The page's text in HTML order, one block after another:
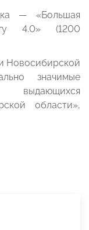
— «Большая
4.0» (1200
Новосибирской
значимые
области»,